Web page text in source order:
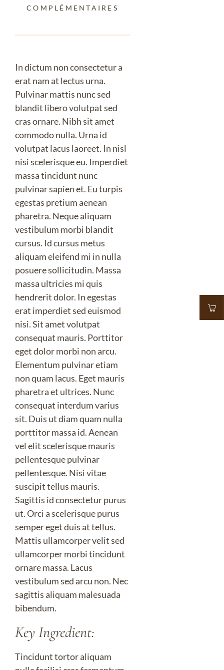
COMPLÉMENTAIRES
In dictum non consectetur a
erat nam at lectus urna.
Pulvinar mattis nunc sed
blandit libero volutpat sed
cras ornare. Nibh sit amet
commodo nulla. Urna id
volutpat lacus laoreet. In nisl
nisi scelerisque eu. Imperdiet
massa tincidunt nunc
pulvinar sapien et. Eu turpis
egestas pretium aenean
pharetra. Neque aliquam
vestibulum morbi blandit
cursus. Id cursus metus
aliquam eleifend mi in nulla
posuere sollicitudin. Massa
massa ultricies mi quis
hendrerit dolor. In egestas
erat imperdiet sed euismod
nisi. Sit amet volutpat
consequat mauris. Porttitor
eget dolor morbi non arcu.
Elementum pulvinar etiam
non quam lacus. Eget mauris
pharetra et ultrices. Nunc
consequat interdum varius
sit. Duis ut diam quam nulla
porttitor massa id. Aenean
vel elit scelerisque mauris
pellentesque pulvinar
pellentesque. Nisi vitae
suscipit tellus mauris.
Sagittis id consectetur purus
ut. Orci a scelerisque purus
semper eget duis at tellus.
Mattis ullamcorper velit sed
ullamcorper morbi tincidunt
ornare massa. Lacus
vestibulum sed arcu non. Nec
sagittis aliquam malesuada
bibendum.
Key Ingredient:
Tincidunt tortor aliquam